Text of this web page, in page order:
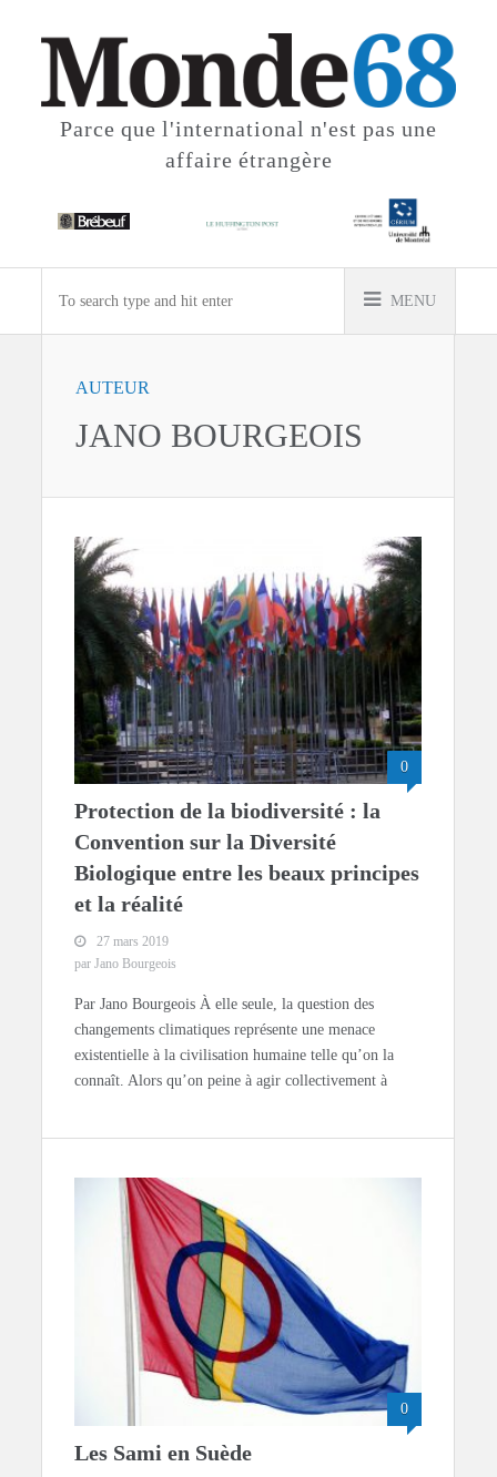
Parce que l'international n'est pas une
affaire étrangère
MENU
AUTEUR
JANO BOURGEOIS
0
Protection de la biodiversité : la
Convention sur la Diversité
Biologique entre les beaux principes
et la réalité
27 mars 2019
par Jano Bourgeois
Par Jano Bourgeois À elle seule, la question des
changements climatiques représente une menace
existentielle à la civilisation humaine telle qu’on la
connaît. Alors qu’on peine à agir collectivement à
0
Les Sami en Suède